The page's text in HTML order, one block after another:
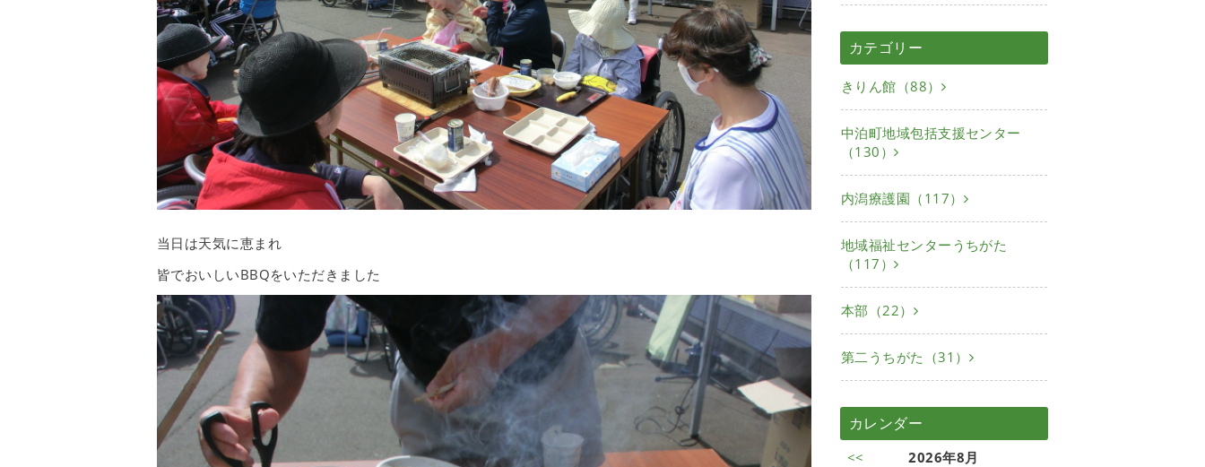
当日は天気に恵まれ
皆でおいしいBBQをいただきました
カテゴリー
きりん館（88）
中泊町地域包括支援センター
（130）
内潟療護園（117）
地域福祉センターうちがた
（117）
本部（22）
第二うちがた（31）
カレンダー
<<
2026年8月